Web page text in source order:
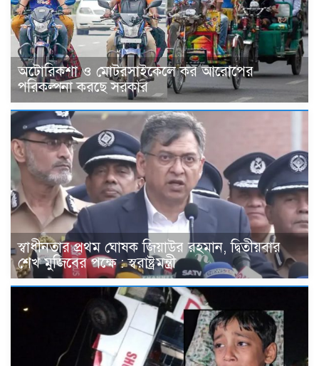
অটোরিকশা ও মোটরসাইকেলে কর আরোপের
পরিকল্পনা করছে সরকার
স্বাধীনতার প্রথম ঘোষক জিয়াউর রহমান, দ্বিতীয়বার
শেখ মুজিবের পক্ষে : স্বরাষ্ট্রমন্ত্রী